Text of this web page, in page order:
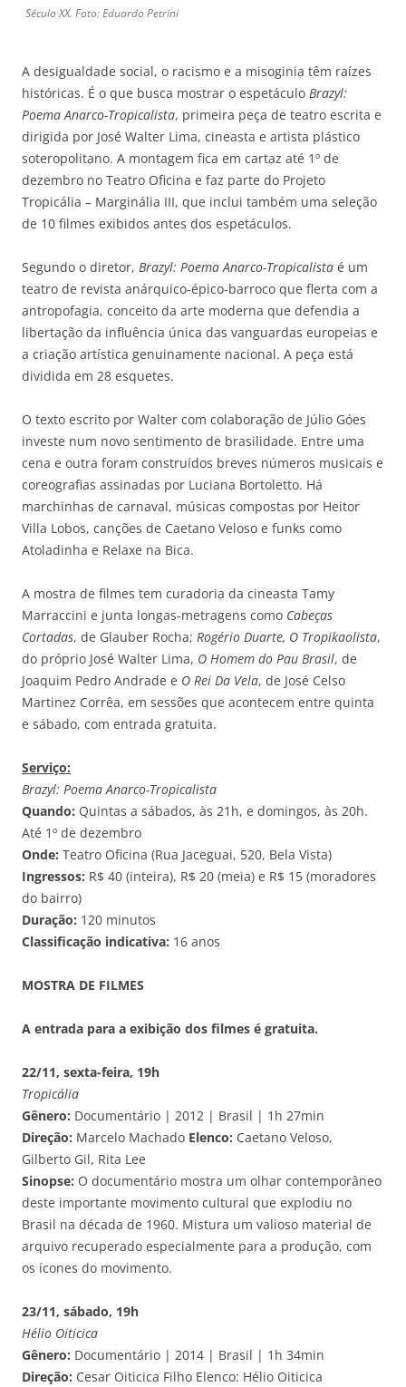
Século XX. Foto: Eduardo Petrini
A desigualdade social, o racismo e a misoginia têm raízes
históricas. É o que busca mostrar o espetáculo Brazyl:
Poema Anarco-Tropicalista, primeira peça de teatro escrita e
dirigida por José Walter Lima, cineasta e artista plástico
soteropolitano. A montagem fica em cartaz até 1º de
dezembro no Teatro Oficina e faz parte do Projeto
Tropicália – Marginália III, que inclui também uma seleção
de 10 filmes exibidos antes dos espetáculos.
Segundo o diretor, Brazyl: Poema Anarco-Tropicalista é um
teatro de revista anárquico-épico-barroco que flerta com a
antropofagia, conceito da arte moderna que defendia a
libertação da influência única das vanguardas europeias e
a criação artística genuinamente nacional. A peça está
dividida em 28 esquetes.
O texto escrito por Walter com colaboração de Júlio Góes
investe num novo sentimento de brasilidade. Entre uma
cena e outra foram construídos breves números musicais e
coreografias assinadas por Luciana Bortoletto. Há
marchinhas de carnaval, músicas compostas por Heitor
Villa Lobos, canções de Caetano Veloso e funks como
Atoladinha e Relaxe na Bica.
A mostra de filmes tem curadoria da cineasta Tamy
Marraccini e junta longas-metragens como Cabeças
Cortadas, de Glauber Rocha; Rogério Duarte, O Tropikaolista,
do próprio José Walter Lima, O Homem do Pau Brasil, de
Joaquim Pedro Andrade e O Rei Da Vela, de José Celso
Martinez Corrêa, em sessões que acontecem entre quinta
e sábado, com entrada gratuita.
Serviço:
Brazyl: Poema Anarco-Tropicalista
Quando: Quintas a sábados, às 21h, e domingos, às 20h.
Até 1º de dezembro
Onde: Teatro Oficina (Rua Jaceguai, 520, Bela Vista)
Ingressos: R$ 40 (inteira), R$ 20 (meia) e R$ 15 (moradores
do bairro)
Duração: 120 minutos
Classificação indicativa: 16 anos
MOSTRA DE FILMES
A entrada para a exibição dos filmes é gratuita.
22/11, sexta-feira, 19h
Tropicália
Gênero: Documentário | 2012 | Brasil | 1h 27min
Direção: Marcelo Machado Elenco: Caetano Veloso,
Gilberto Gil, Rita Lee
Sinopse: O documentário mostra um olhar contemporâneo
deste importante movimento cultural que explodiu no
Brasil na década de 1960. Mistura um valioso material de
arquivo recuperado especialmente para a produção, com
os ícones do movimento.
23/11, sábado, 19h
Hélio Oiticica
Gênero: Documentário | 2014 | Brasil | 1h 34min
Direção: Cesar Oiticica Filho Elenco: Hélio Oiticica